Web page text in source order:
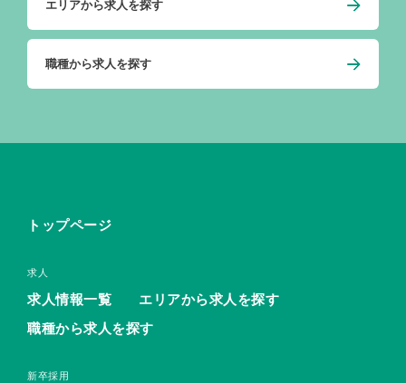
エリアから求人を探す
職種から求人を探す
トップページ
求人
求人情報一覧
エリアから求人を探す
職種から求人を探す
新卒採用